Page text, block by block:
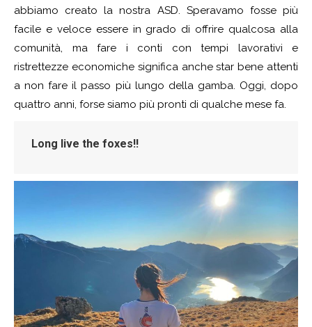
abbiamo creato la nostra ASD. Speravamo fosse più
facile e veloce essere in grado di offrire qualcosa alla
comunità, ma fare i conti con tempi lavorativi e
ristrettezze economiche significa anche star bene attenti
a non fare il passo più lungo della gamba. Oggi, dopo
quattro anni, forse siamo più pronti di qualche mese fa.
Long live the foxes!!